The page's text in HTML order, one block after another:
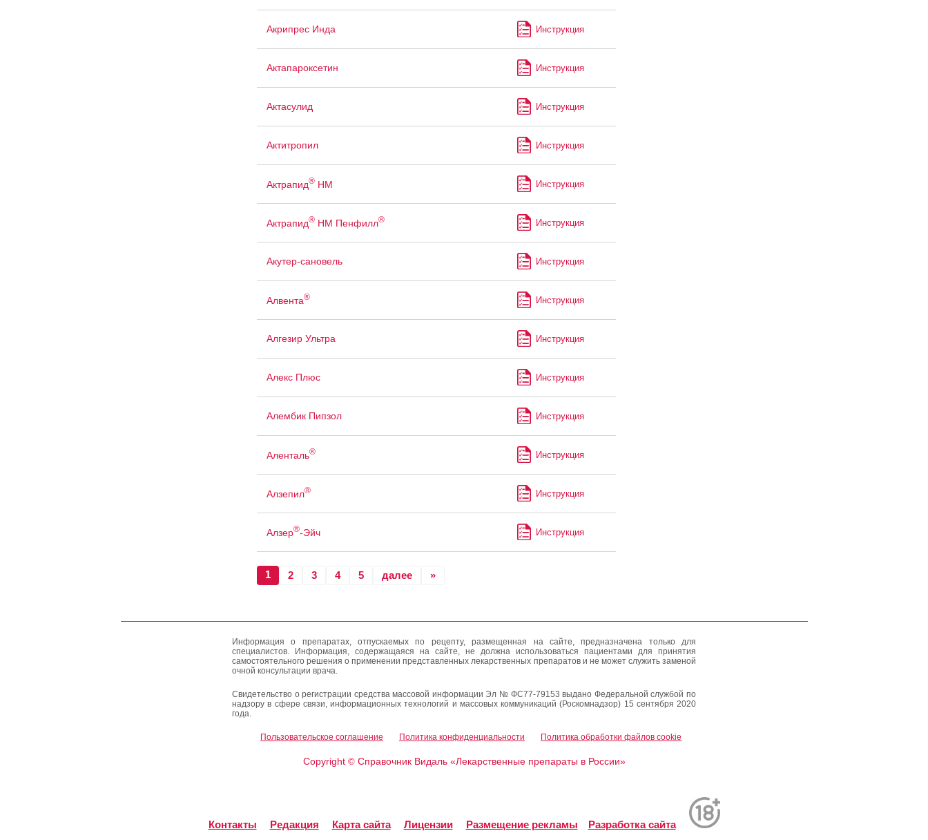
Акрипрес Инда Инструкция
Актапароксетин Инструкция
Актасулид Инструкция
Актитропил Инструкция
Актрапид®НМ Инструкция
Актрапид®НМ Пенфилл® Инструкция
Акутер-сановель Инструкция
Алвента® Инструкция
Алгезир Ультра Инструкция
Алекс Плюс Инструкция
Алембик Пипзол Инструкция
Аленталь® Инструкция
Алзепил® Инструкция
Алзер®-Эйч Инструкция
1 2 3 4 5 далее »
Информация о препаратах, отпускаемых по рецепту, размещенная на сайте, предназначена только для
специалистов. Информация, содержащаяся на сайте, не должна использоваться пациентами для принятия
самостоятельного решения о применении представленных лекарственных препаратов и не может служить заменой
очной консультации врача.
Свидетельство о регистрации средства массовой информации Эл № ФС77-79153 выдано Федеральной службой по
надзору в сфере связи, информационных технологий и массовых коммуникаций (Роскомнадзор) 15 сентября 2020
года.
Пользовательское соглашение Политика конфиденциальности Политика обработки файлов cookie
Copyright ©Справочник Видаль «Лекарственные препараты в России»
Контакты Редакция Карта сайта Лицензии Размещение рекламы Разработка сайта